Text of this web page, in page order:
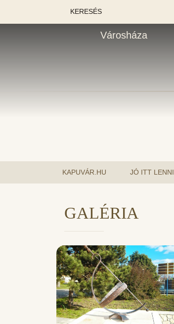
KERESÉS
Városháza
KAPUVÁR.HU JÓ ITT LENNI
GALÉRIA